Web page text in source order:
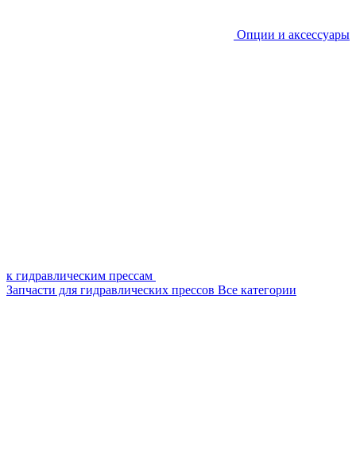
Опции и аксессуары
к гидравлическим прессам
Запчасти для гидравлических прессов Все категории